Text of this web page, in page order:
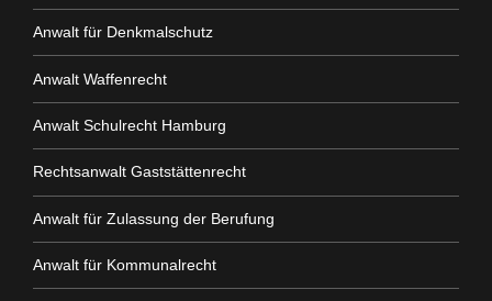
Anwalt für Denkmalschutz
Anwalt Waffenrecht
Anwalt Schulrecht Hamburg
Rechtsanwalt Gaststättenrecht
Anwalt für Zulassung der Berufung
Anwalt für Kommunalrecht